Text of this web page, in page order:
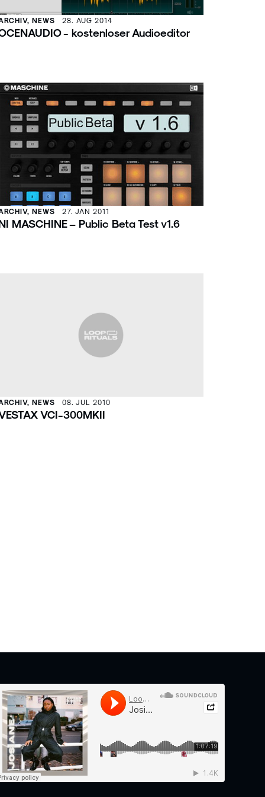
NEWS 28. AUG 2014
- kostenloser Audioeditor
NEWS 27. JAN 2011
MASCHINE – Public Beta Test v1.6
NEWS 08. JUL 2010
VCI-300MKII